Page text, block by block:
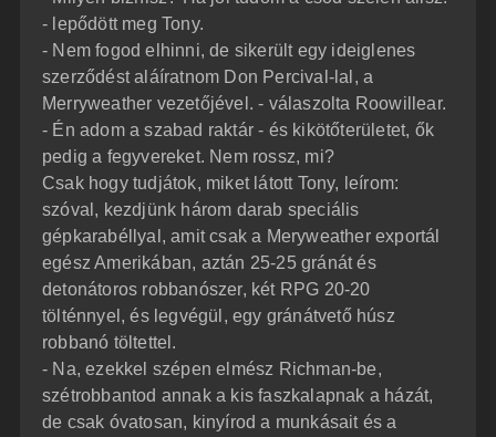
- lepődött meg Tony.
- Nem fogod elhinni, de sikerült egy ideiglenes
szerződést aláíratnom Don Percival-lal, a
Merryweather vezetőjével. - válaszolta Roowillear.
- Én adom a szabad raktár - és kikötőterületet, ők
pedig a fegyvereket. Nem rossz, mi?
Csak hogy tudjátok, miket látott Tony, leírom:
szóval, kezdjünk három darab speciális
gépkarabéllyal, amit csak a Meryweather exportál
egész Amerikában, aztán 25-25 gránát és
detonátoros robbanószer, két RPG 20-20
tölténnyel, és legvégül, egy gránátvető húsz
robbanó töltettel.
- Na, ezekkel szépen elmész Richman-be,
szétrobbantod annak a kis faszkalapnak a házát,
de csak óvatosan, kinyírod a munkásait és a